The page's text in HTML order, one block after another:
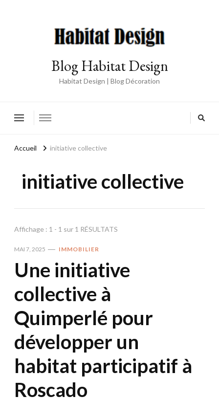
Blog Habitat Design
Habitat Design | Blog Décoration
Accueil initiative collective
initiative collective
Affichage : 1 - 1 sur 1 RÉSULTATS
MAI 7, 2025 IMMOBILIER
Une initiative
collective à
Quimperlé pour
développer un
habitat participatif à
Roscado